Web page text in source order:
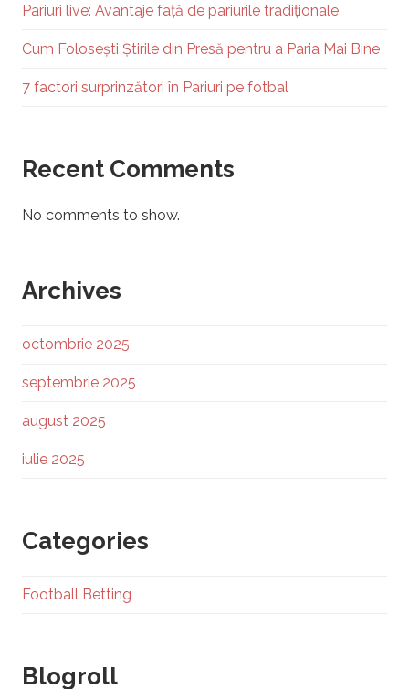
Pariuri live: Avantaje față de pariurile tradiționale
Cum Folosești Știrile din Presă pentru a Paria Mai Bine
7 factori surprinzători în Pariuri pe fotbal
Recent Comments
No comments to show.
Archives
octombrie 2025
septembrie 2025
august 2025
iulie 2025
Categories
Football Betting
Blogroll